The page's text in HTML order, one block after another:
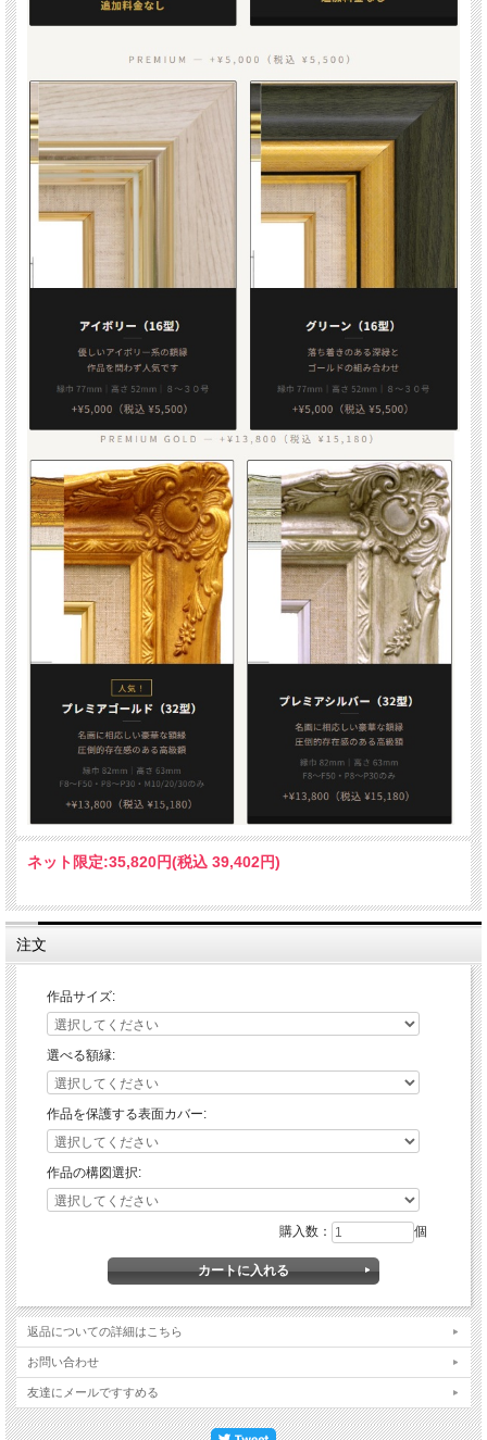
ネット限定:35,820円(税込 39,402円)
注文
作品サイズ:
選べる額縁:
作品を保護する表面カバー:
作品の構図選択:
購入数： 個
返品についての詳細はこちら
お問い合わせ
友達にメールですすめる